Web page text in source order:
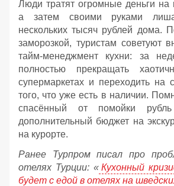
Люди тратят огромные деньги на
а затем своими руками
нескольких тысяч рублей дома.
заморозкой, туристам советуют
тайм-менеджмент кухни: за
полностью прекращать
супермаркетах и переходить на
того, что уже есть в наличии.
спасённый от помойки
дополнительный бюджет на
на курорте.
Ранее Турпром писал про
отелях Турции: « Кухонный
будет с едой в отелях на